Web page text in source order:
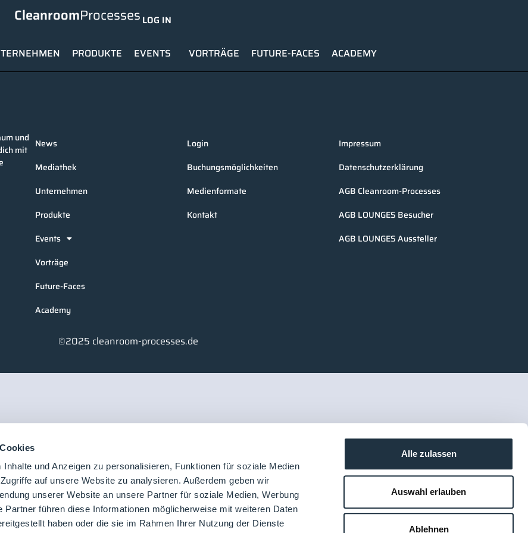
und Anzeigen zu personalisieren, Funktionen für soziale Medien
auf unsere Website zu analysieren. Außerdem geben wir
unserer Website an unsere Partner für soziale Medien, Werbung
Partner führen diese Informationen möglicherweise mit weiteren Daten
haben oder die sie im Rahmen Ihrer Nutzung der Dienste
Alle zulassen
Auswahl erlauben
Ablehnen
CleanroomProcesses LOG IN
PRODUKTE EVENTS VORTRÄGE FUTURE-FACES ACADEMY
und
mit
News
Mediathek
Unternehmen
Produkte
Events
Vorträge
Future-Faces
Academy
Login
Buchungsmöglichkeiten
Medienformate
Kontakt
Impressum
Datenschutzerklärung
AGB Cleanroom-Processes
AGB LOUNGES Besucher
AGB LOUNGES Aussteller
©2025 cleanroom-processes.de